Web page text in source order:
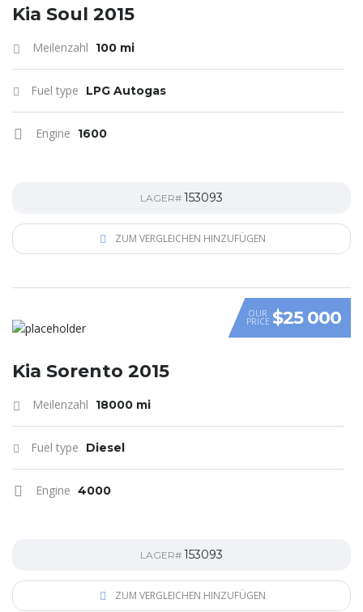
Kia Soul 2015
Meilenzahl 100 mi
Fuel type LPG Autogas
Engine 1600
LAGER# 153093
ZUM VERGLEICHEN HINZUFÜGEN
OUR
PRICE $25 000
Kia Sorento 2015
Meilenzahl 18000 mi
Fuel type Diesel
Engine 4000
LAGER# 153093
ZUM VERGLEICHEN HINZUFÜGEN